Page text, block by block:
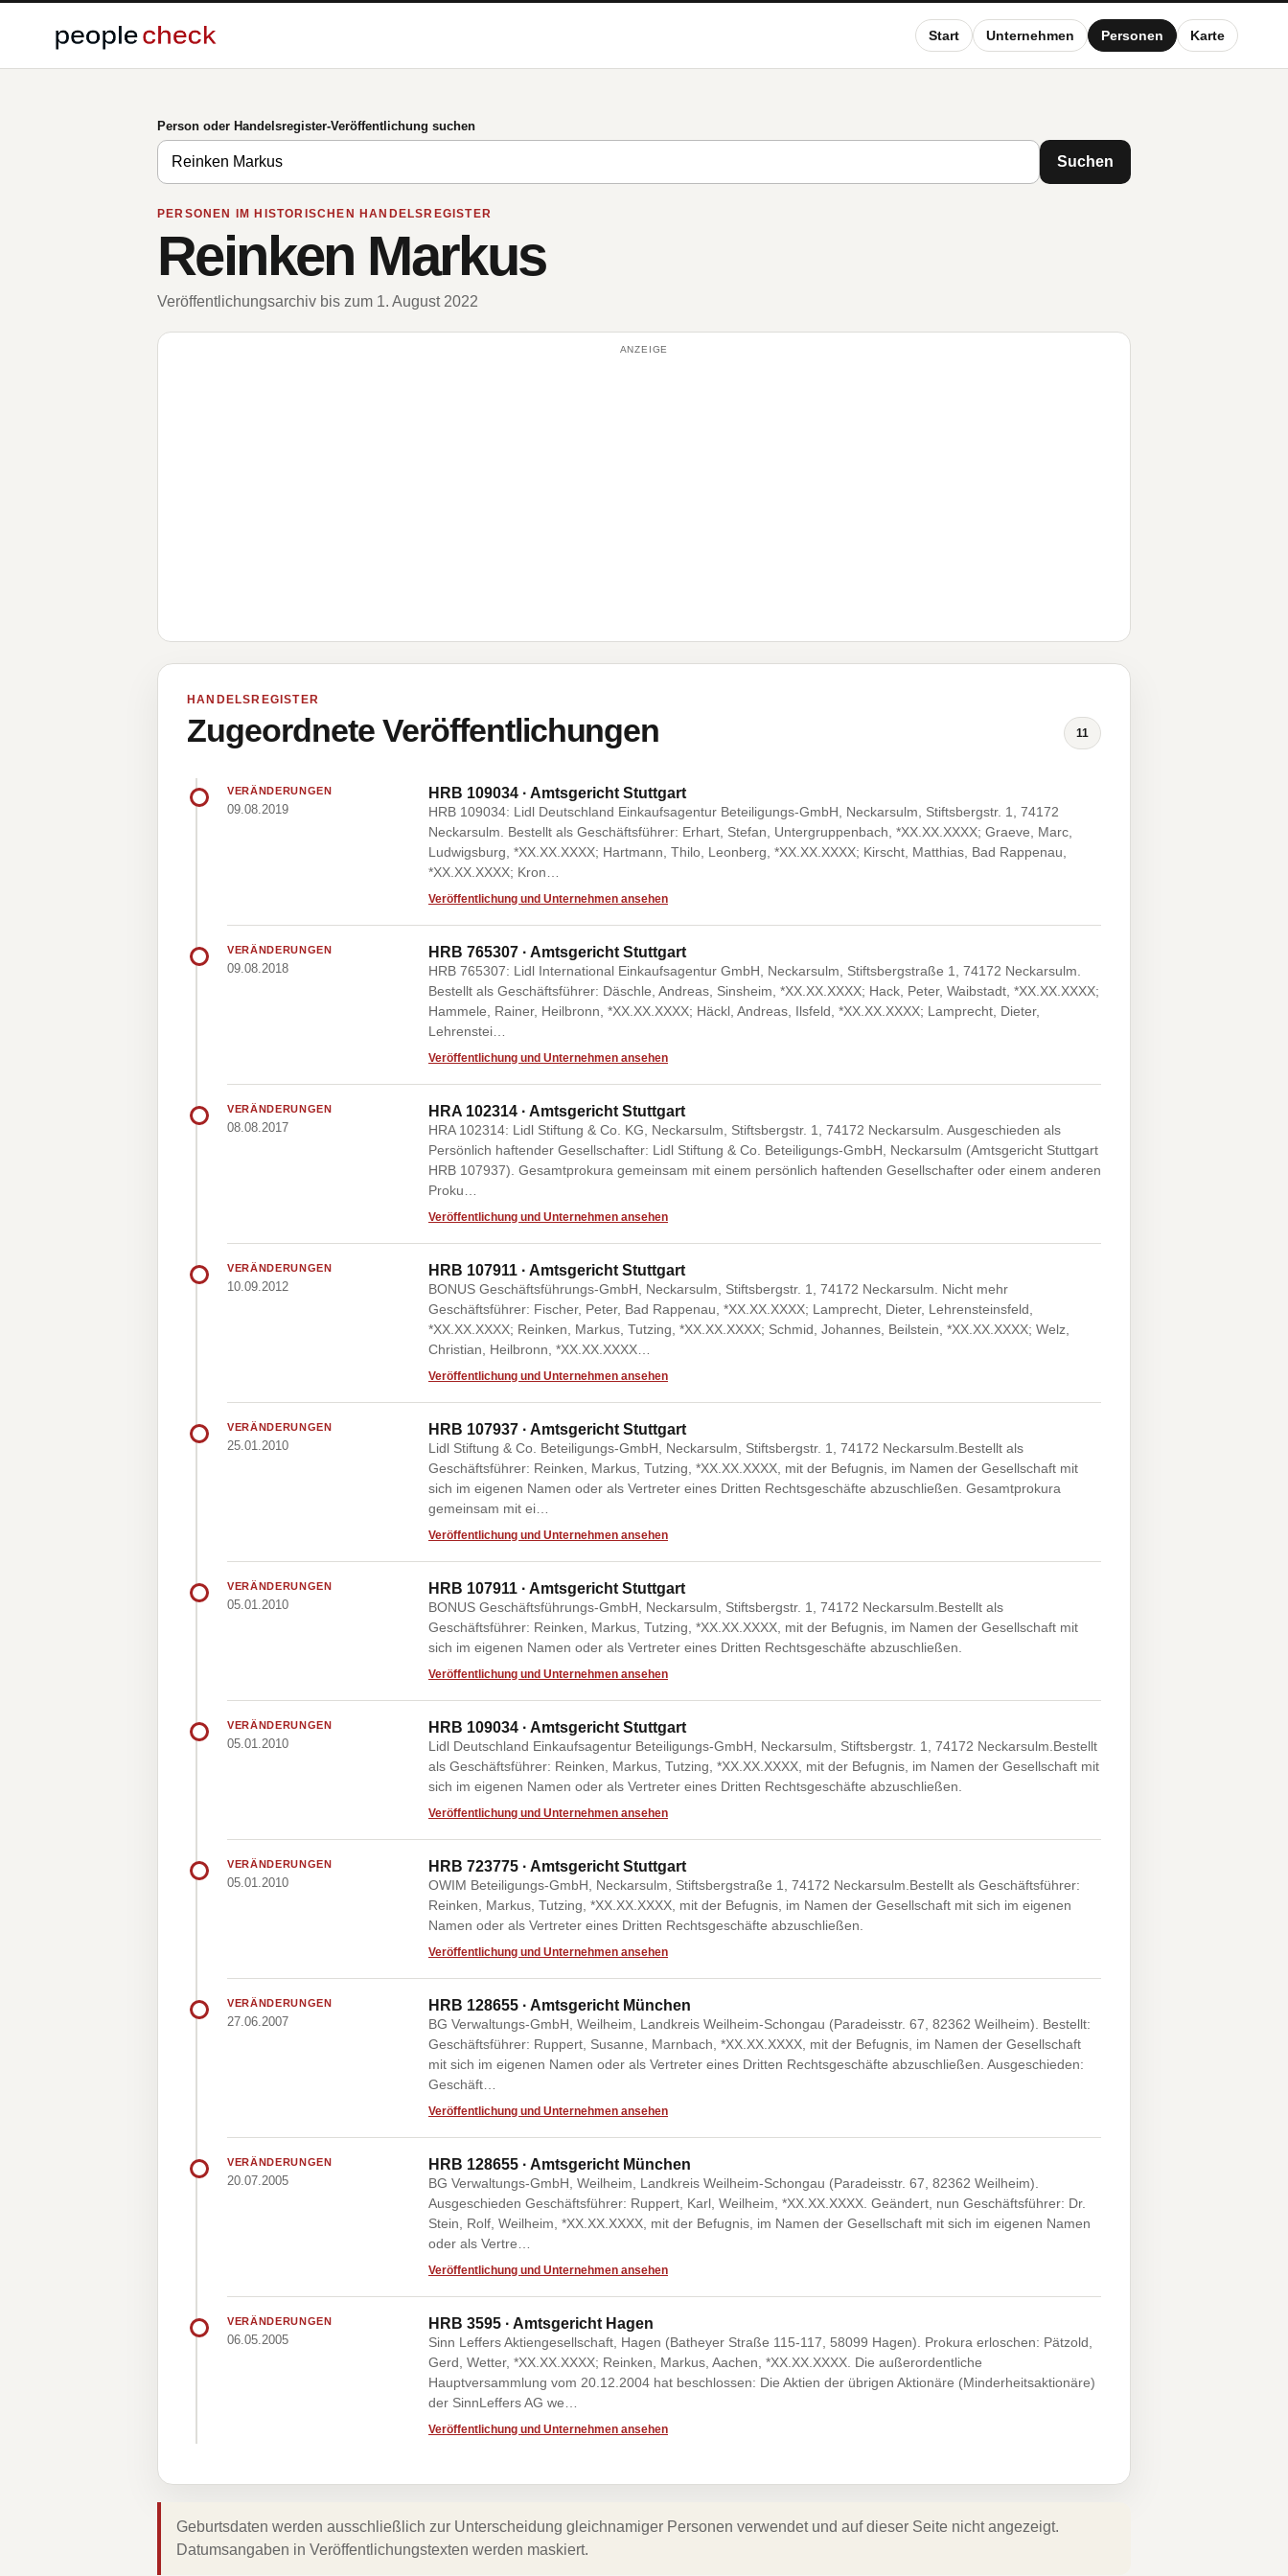
Start Unternehmen Personen Karte
Person oder Handelsregister-Veröffentlichung suchen
Suchen
PERSONEN IM HISTORISCHEN HANDELSREGISTER
Reinken Markus
Veröffentlichungsarchiv bis zum 1. August 2022
ANZEIGE
HANDELSREGISTER
Zugeordnete Veröffentlichungen 11
VERÄNDERUNGEN
09.08.2019
HRB 109034 · Amtsgericht Stuttgart
HRB 109034: Lidl Deutschland Einkaufsagentur Beteiligungs-GmbH, Neckarsulm, Stiftsbergstr. 1, 74172
Neckarsulm. Bestellt als Geschäftsführer: Erhart, Stefan, Untergruppenbach, *XX.XX.XXXX; Graeve, Marc,
Ludwigsburg, *XX.XX.XXXX; Hartmann, Thilo, Leonberg, *XX.XX.XXXX; Kirscht, Matthias, Bad Rappenau,
*XX.XX.XXXX; Kron…
Veröffentlichung und Unternehmen ansehen
VERÄNDERUNGEN
09.08.2018
HRB 765307 · Amtsgericht Stuttgart
HRB 765307: Lidl International Einkaufsagentur GmbH, Neckarsulm, Stiftsbergstraße 1, 74172 Neckarsulm.
Bestellt als Geschäftsführer: Däschle, Andreas, Sinsheim, *XX.XX.XXXX; Hack, Peter, Waibstadt, *XX.XX.XXXX;
Hammele, Rainer, Heilbronn, *XX.XX.XXXX; Häckl, Andreas, Ilsfeld, *XX.XX.XXXX; Lamprecht, Dieter,
Lehrenstei…
Veröffentlichung und Unternehmen ansehen
VERÄNDERUNGEN
08.08.2017
HRA 102314 · Amtsgericht Stuttgart
HRA 102314: Lidl Stiftung & Co. KG, Neckarsulm, Stiftsbergstr. 1, 74172 Neckarsulm. Ausgeschieden als
Persönlich haftender Gesellschafter: Lidl Stiftung & Co. Beteiligungs-GmbH, Neckarsulm (Amtsgericht Stuttgart
HRB 107937). Gesamtprokura gemeinsam mit einem persönlich haftenden Gesellschafter oder einem anderen
Proku…
Veröffentlichung und Unternehmen ansehen
VERÄNDERUNGEN
10.09.2012
HRB 107911 · Amtsgericht Stuttgart
BONUS Geschäftsführungs-GmbH, Neckarsulm, Stiftsbergstr. 1, 74172 Neckarsulm. Nicht mehr
Geschäftsführer: Fischer, Peter, Bad Rappenau, *XX.XX.XXXX; Lamprecht, Dieter, Lehrensteinsfeld,
*XX.XX.XXXX; Reinken, Markus, Tutzing, *XX.XX.XXXX; Schmid, Johannes, Beilstein, *XX.XX.XXXX; Welz,
Christian, Heilbronn, *XX.XX.XXXX…
Veröffentlichung und Unternehmen ansehen
VERÄNDERUNGEN
25.01.2010
HRB 107937 · Amtsgericht Stuttgart
Lidl Stiftung & Co. Beteiligungs-GmbH, Neckarsulm, Stiftsbergstr. 1, 74172 Neckarsulm.Bestellt als
Geschäftsführer: Reinken, Markus, Tutzing, *XX.XX.XXXX, mit der Befugnis, im Namen der Gesellschaft mit
sich im eigenen Namen oder als Vertreter eines Dritten Rechtsgeschäfte abzuschließen. Gesamtprokura
gemeinsam mit ei…
Veröffentlichung und Unternehmen ansehen
VERÄNDERUNGEN
05.01.2010
HRB 107911 · Amtsgericht Stuttgart
BONUS Geschäftsführungs-GmbH, Neckarsulm, Stiftsbergstr. 1, 74172 Neckarsulm.Bestellt als
Geschäftsführer: Reinken, Markus, Tutzing, *XX.XX.XXXX, mit der Befugnis, im Namen der Gesellschaft mit
sich im eigenen Namen oder als Vertreter eines Dritten Rechtsgeschäfte abzuschließen.
Veröffentlichung und Unternehmen ansehen
VERÄNDERUNGEN
05.01.2010
HRB 109034 · Amtsgericht Stuttgart
Lidl Deutschland Einkaufsagentur Beteiligungs-GmbH, Neckarsulm, Stiftsbergstr. 1, 74172 Neckarsulm.Bestellt
als Geschäftsführer: Reinken, Markus, Tutzing, *XX.XX.XXXX, mit der Befugnis, im Namen der Gesellschaft mit
sich im eigenen Namen oder als Vertreter eines Dritten Rechtsgeschäfte abzuschließen.
Veröffentlichung und Unternehmen ansehen
VERÄNDERUNGEN
05.01.2010
HRB 723775 · Amtsgericht Stuttgart
OWIM Beteiligungs-GmbH, Neckarsulm, Stiftsbergstraße 1, 74172 Neckarsulm.Bestellt als Geschäftsführer:
Reinken, Markus, Tutzing, *XX.XX.XXXX, mit der Befugnis, im Namen der Gesellschaft mit sich im eigenen
Namen oder als Vertreter eines Dritten Rechtsgeschäfte abzuschließen.
Veröffentlichung und Unternehmen ansehen
VERÄNDERUNGEN
27.06.2007
HRB 128655 · Amtsgericht München
BG Verwaltungs-GmbH, Weilheim, Landkreis Weilheim-Schongau (Paradeisstr. 67, 82362 Weilheim). Bestellt:
Geschäftsführer: Ruppert, Susanne, Marnbach, *XX.XX.XXXX, mit der Befugnis, im Namen der Gesellschaft
mit sich im eigenen Namen oder als Vertreter eines Dritten Rechtsgeschäfte abzuschließen. Ausgeschieden:
Geschäft…
Veröffentlichung und Unternehmen ansehen
VERÄNDERUNGEN
20.07.2005
HRB 128655 · Amtsgericht München
BG Verwaltungs-GmbH, Weilheim, Landkreis Weilheim-Schongau (Paradeisstr. 67, 82362 Weilheim).
Ausgeschieden Geschäftsführer: Ruppert, Karl, Weilheim, *XX.XX.XXXX. Geändert, nun Geschäftsführer: Dr.
Stein, Rolf, Weilheim, *XX.XX.XXXX, mit der Befugnis, im Namen der Gesellschaft mit sich im eigenen Namen
oder als Vertre…
Veröffentlichung und Unternehmen ansehen
VERÄNDERUNGEN
06.05.2005
HRB 3595 · Amtsgericht Hagen
Sinn Leffers Aktiengesellschaft, Hagen (Batheyer Straße 115-117, 58099 Hagen). Prokura erloschen: Pätzold,
Gerd, Wetter, *XX.XX.XXXX; Reinken, Markus, Aachen, *XX.XX.XXXX. Die außerordentliche
Hauptversammlung vom 20.12.2004 hat beschlossen: Die Aktien der übrigen Aktionäre (Minderheitsaktionäre)
der SinnLeffers AG we…
Veröffentlichung und Unternehmen ansehen
Geburtsdaten werden ausschließlich zur Unterscheidung gleichnamiger Personen verwendet und auf dieser Seite nicht angezeigt.
Datumsangaben in Veröffentlichungstexten werden maskiert.